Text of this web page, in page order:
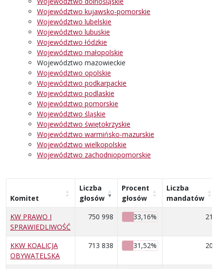
Województwo kujawsko-pomorskie
Województwo lubelskie
Województwo lubuskie
Województwo łódzkie
Województwo małopolskie
Województwo mazowieckie
Województwo opolskie
Województwo podkarpackie
Województwo podlaskie
Województwo pomorskie
Województwo śląskie
Województwo świętokrzyskie
Województwo warmińsko-mazurskie
Województwo wielkopolskie
Województwo zachodniopomorskie
Komitet
Liczba
głosów
Procent
głosów
Liczba
mandatów
KW PRAWO I
SPRAWIEDLIWOŚĆ
750 998 33,16% 21
KKW KOALICJA
OBYWATELSKA
713 838 31,52% 20